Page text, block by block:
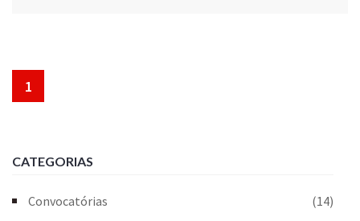
1
CATEGORIAS
Convocatórias
(14)